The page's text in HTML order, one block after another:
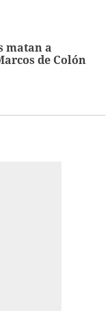
matan a
de Colón